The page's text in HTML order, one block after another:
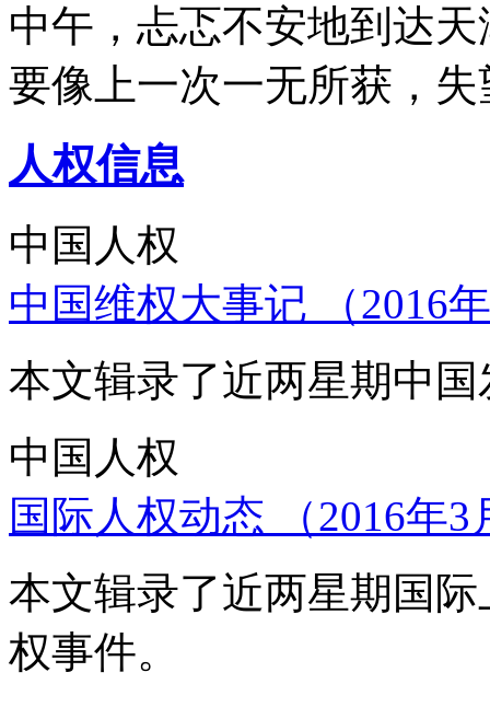
中午，忐忑不安地到达
要像上一次一无所获，
人权信息
中国人权
中国维权大事记 （2016
本文辑录了近两星期中
中国人权
国际人权动态 （2016年
本文辑录了近两星期国
权事件。